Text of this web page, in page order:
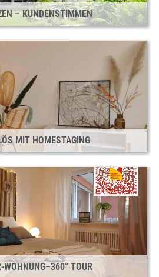
– KUNDENSTIMMEN
MIT HOMESTAGING
WOHNUNG–360° TOUR